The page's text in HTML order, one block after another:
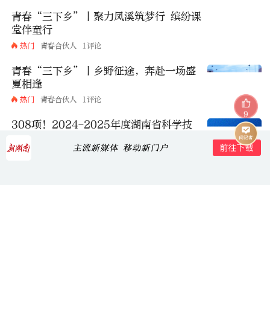
青春“三下乡”丨聚力凤溪筑梦行 缤纷课
堂伴童行
热门 青春合伙人 1评论
青春“三下乡”丨乡野征途，奔赴一场盛
夏相逢
热门 青春合伙人 1评论
308项！2024-2025年度湖南省科学技
热门 教科卫要闻 198评论
英国国王查尔斯三世接受首相斯塔默辞呈
9